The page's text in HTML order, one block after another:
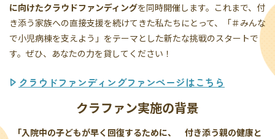
に向けたクラウドファンディングを同時開催します。これまで、付
き添う家族への直接支援を続けてきた私たちにとって、「＃みんな
で小児病棟を支えよう」をテーマとした新たな挑戦のスタートで
す。ぜひ、あなたの力を貸してください！
クラウドファンディングファンページはこちら
クラファン実施の背景
「入院中の子どもが早く回復するために、 付き添う親の健康と